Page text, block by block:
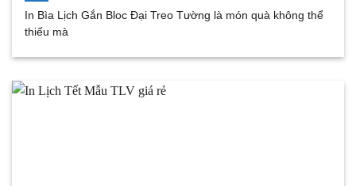
In Bìa Lịch Gắn Bloc Đại Treo Tường là món quà không thể
thiếu mà